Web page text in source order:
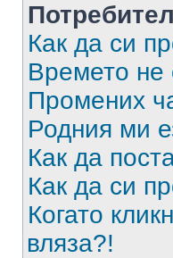
Как да си
Времето не
Промених
Родния ми
Как да
Как да си
Когато
вляза?!